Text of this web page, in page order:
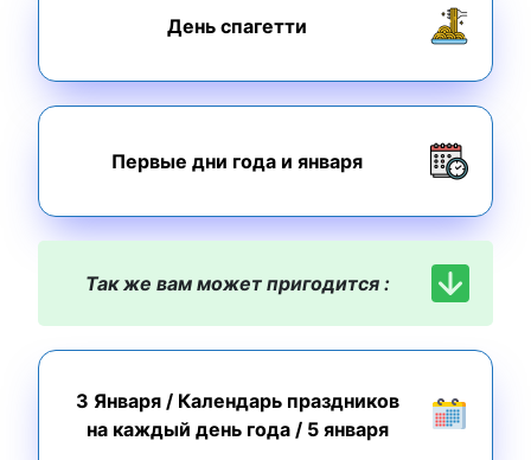
День спагетти
Первые дни года и января
Так же вам может пригодится :
3 Января/ Календарь праздников
на каждый день года/ 5 января